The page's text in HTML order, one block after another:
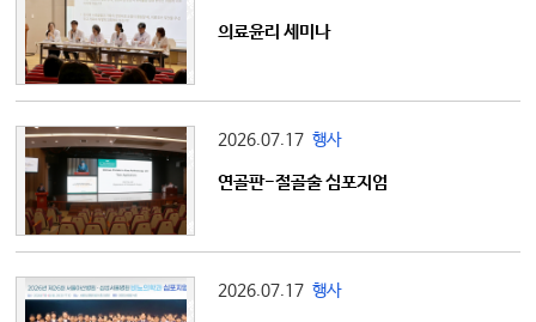
의료윤리 세미나
2026.07.17 행사
연골판-절골술 심포지엄
2026.07.17 행사